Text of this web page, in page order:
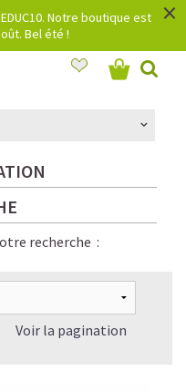
Notre boutique est
Bel été !
×
recherche :
Voir la pagination